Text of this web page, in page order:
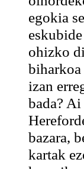
egokia
ohizko
izan
bada?
bazara,
kartak